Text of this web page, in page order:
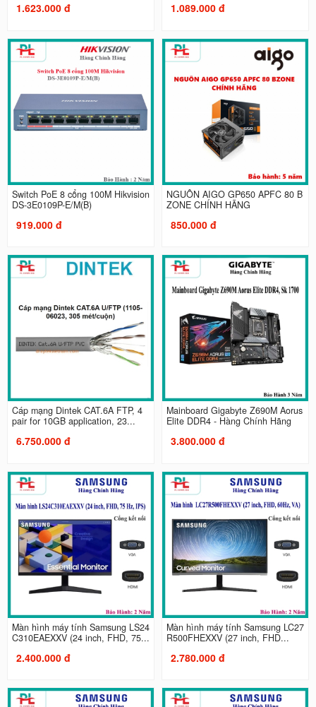
1.623.000 đ 1.089.000 đ
Switch PoE 8 cổng 100M Hikvision
DS-3E0109P-E/M(B)
919.000 đ
NGUỒN AIGO GP650 APFC 80 B
ZONE CHÍNH HÃNG
850.000 đ
Cáp mạng Dintek CAT.6A FTP, 4
pair for 10GB application, 23...
6.750.000 đ
Mainboard Gigabyte Z690M Aorus
Elite DDR4 - Hàng Chính Hãng
3.800.000 đ
Màn hình máy tính Samsung LS24
C310EAEXXV (24 inch, FHD, 75...
2.400.000 đ
Màn hình máy tính Samsung LC27
R500FHEXXV (27 inch, FHD...
2.780.000 đ